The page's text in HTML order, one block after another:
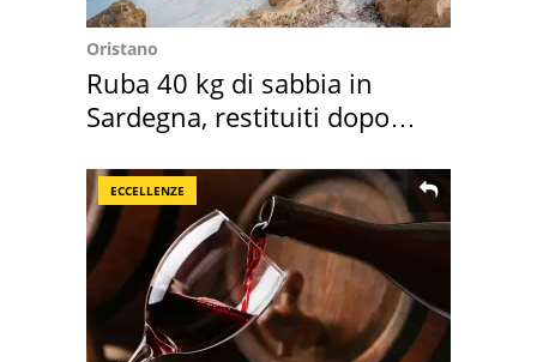
Oristano
Ruba 40 kg di sabbia in
Sardegna, restituiti dopo
ECCELLENZE